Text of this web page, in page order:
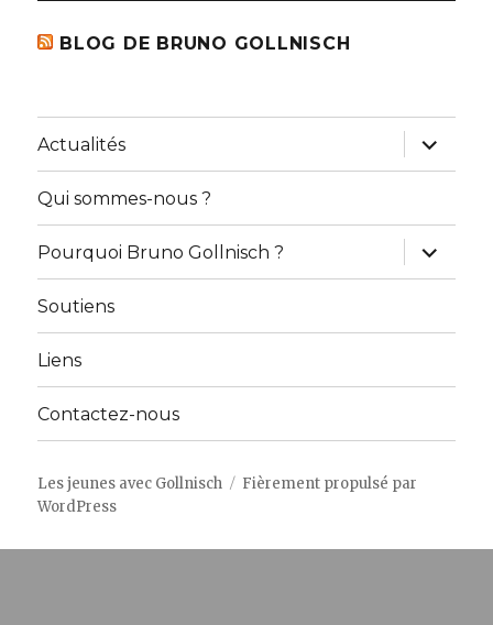
BLOG DE BRUNO GOLLNISCH
Actualités
ouvrir
le
sous-
Qui sommes-nous ?
Pourquoi Bruno Gollnisch ?
ouvrir
le
sous-
Soutiens
Liens
Contactez-nous
Les jeunes avec Gollnisch
Fièrement propulsé par
WordPress